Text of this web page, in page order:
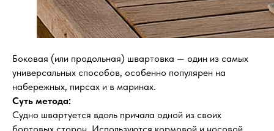
Боковая (или продольная) швартовка — один из самых
универсальных способов, особенно популярен на
набережных, пирсах и в маринах.
Суть метода:
Судно швартуется вдоль причала одной из своих